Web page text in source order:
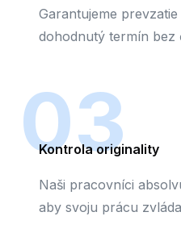
Garantujeme
dohodnutý termín bez
03
Kontrola originality
Naši pracovníci
aby svoju prácu